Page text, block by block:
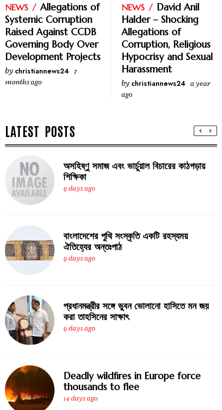
NEWS
Allegations of
Systemic Corruption
Raised Against CCDB
Governing Body Over
Development Projects
by christiannews24 7
months ago
NEWS
David Anil
Halder – Shocking
Allegations of
Corruption, Religious
Hypocrisy and Sexual
Harassment
by christiannews24 a year
ago
LATEST POSTS
অসহিষ্ণু সমাজ এবং ভার্চুয়াল বিচারের কাঠগড়ায়
শিক্ষিকা
9 days ago
বাংলাদেশের পুথি সংস্কৃতি একটি রহস্যময়
ঐতিহ্যের অন্তঃপাঠ
9 days ago
প্রধানমন্ত্রীর সঙ্গে ভুবন ভোলানো হাসিতে মন জয়
করা তাহসিনের সাক্ষাৎ
9 days ago
Deadly wildfires in Europe force
thousands to flee
14 days ago